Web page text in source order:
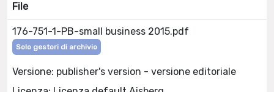
File
176-751-1-PB-small business 2015.pdf
Solo gestori di archivio
Versione: publisher's version - versione editoriale